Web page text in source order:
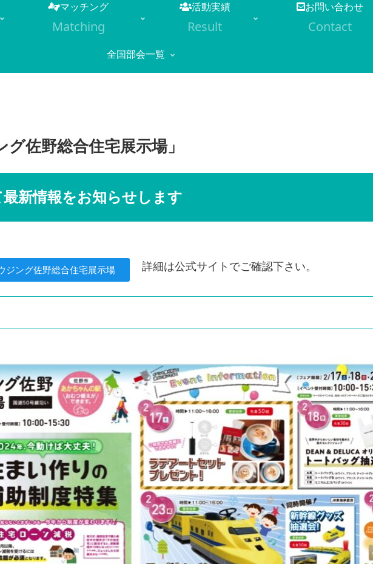
マッチング
Matching
活動実績
Result
お問い合わせ
Contact
全国部会一覧
佐野総合住宅展示場」
新情報をお知らせします
ジング佐野総合住宅展示場 詳細は公式サイトでご確認下さい。